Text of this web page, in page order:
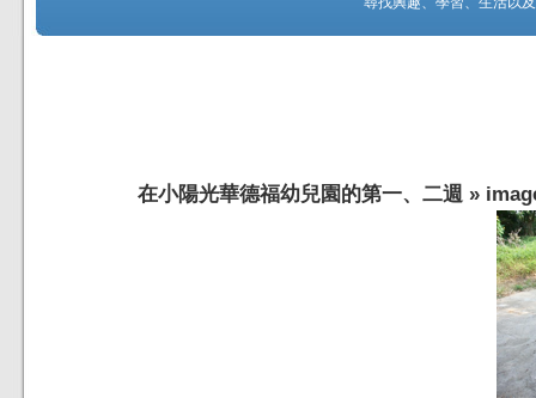
在小陽光華德福幼兒園的第一、二週 »